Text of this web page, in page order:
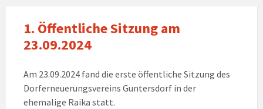
1. Öffentliche Sitzung am
23.09.2024
Am 23.09.2024 fand die erste öffentliche Sitzung des
Dorferneuerungsvereins Guntersdorf in der
ehemalige Raika statt.